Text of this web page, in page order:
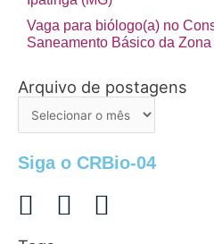
Vaga para biólogo(a) no
Saneamento Básico da
Arquivo de postagens
Arquivo
Siga o CRBio-04